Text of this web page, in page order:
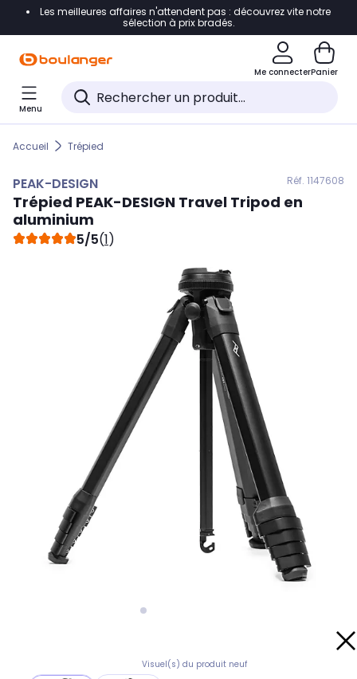
Accéder directement à la navigation
Accéder directement au pied de page
Accéder directement au chatbot
Les meilleures affaires n'attendent pas : découvrez vite notre
sélection à prix bradés.
Me connecterPanier
Menu
Accueil Trépied
PEAK-DESIGN Réf. 1147608
Trépied PEAK-DESIGN Travel Tripod en
aluminium
5/5(1)
Visuel(s) du produit neuf